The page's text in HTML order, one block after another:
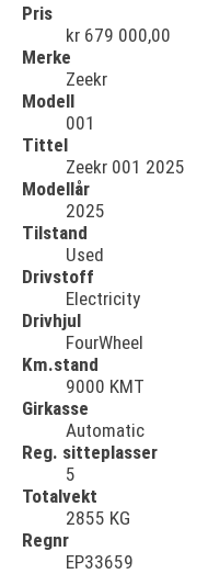
Pris
kr 679 000,00
Merke
Zeekr
Modell
001
Tittel
Zeekr 001 2025
Modellår
2025
Tilstand
Used
Drivstoff
Electricity
Drivhjul
FourWheel
Km.stand
9000 KMT
Girkasse
Automatic
Reg. sitteplasser
5
Totalvekt
2855 KG
Regnr
EP33659